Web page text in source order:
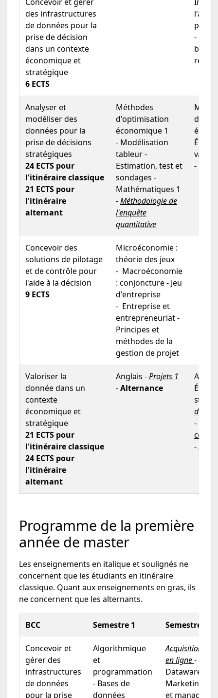
des infrastructures
de données pour la
prise de décision
dans un contexte
économique et
stratégique
6 ECTS
-
Analyser et
modéliser des
données pour la
prise de décisions
stratégiques
24 ECTS pour
l'itinéraire classique
21 ECTS pour
l'itinéraire
alternant
Méthodes
d'optimisation
économique 1
- Modélisation
tableur -
Estimation, test et
sondages -
Mathématiques 1
-Méthodologie de
l'enquête
quantitative
-
Concevoir des
solutions de pilotage
et de contrôle pour
l'aide à la décision
9 ECTS
Microéconomie :
théorie des jeux
- Macroéconomie
: conjoncture - Jeu
d'entreprise
- Entreprise et
entrepreneuriat -
Principes et
méthodes de la
gestion de projet
Valoriser la
donnée dans un
contexte
économique et
stratégique
21 ECTS pour
l'itinéraire classique
24 ECTS pour
l'itinéraire
alternant
Anglais -Projets 1
-Alternance
de
-
-
Programme de la première
année de master
Les enseignements en italique et soulignés ne
concernent que les étudiants en itinéraire
classique. Quant aux enseignements en gras, ils
ne concernent que les alternants.
BCC Semestre 1 Semestre 2
Concevoir et
gérer des
infrastructures
de données
pour la prise
Algorithmique
et
programmation
- Bases de
données
Acquisition de
en ligne-
Marketing -
et